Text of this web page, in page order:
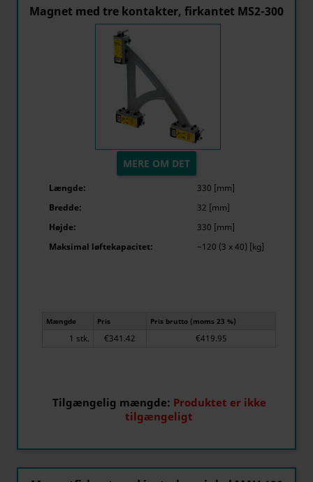
Magnet med tre kontakter, firkantet MS2-300
MERE OM DET
Længde:
330 [mm]
Bredde:
32 [mm]
Højde:
330 [mm]
Maksimal løftekapacitet:
~120 (3 x 40) [kg]
Mængde Pris Pris brutto (moms 23 %)
1 stk. €341.42 €419.95
Tilgængelig mængde: Produktet er ikke
tilgængeligt